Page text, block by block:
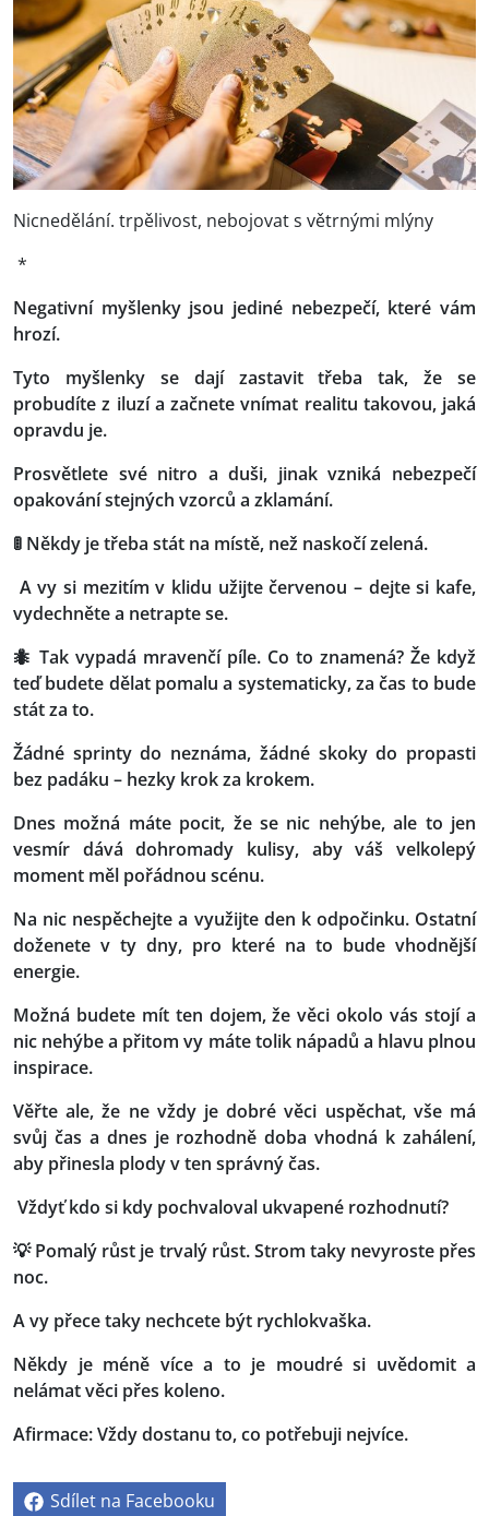
Nicnedělání. trpělivost, nebojovat s větrnými mlýny
*
Negativní myšlenky jsou jediné nebezpečí, které vám
hrozí.
Tyto myšlenky se dají zastavit třeba tak, že se
probudíte z iluzí a začnete vnímat realitu takovou, jaká
opravdu je.
Prosvětlete své nitro a duši, jinak vzniká nebezpečí
opakování stejných vzorců a zklamání.
🚦 Někdy je třeba stát na místě, než naskočí zelená.
A vy si mezitím v klidu užijte červenou – dejte si kafe,
vydechněte a netrapte se.
🐜 Tak vypadá mravenčí píle. Co to znamená? Že když
teď budete dělat pomalu a systematicky, za čas to bude
stát za to.
Žádné sprinty do neznáma, žádné skoky do propasti
bez padáku – hezky krok za krokem.
Dnes možná máte pocit, že se nic nehýbe, ale to jen
vesmír dává dohromady kulisy, aby váš velkolepý
moment měl pořádnou scénu.
Na nic nespěchejte a využijte den k odpočinku. Ostatní
doženete v ty dny, pro které na to bude vhodnější
energie.
Možná budete mít ten dojem, že věci okolo vás stojí a
nic nehýbe a přitom vy máte tolik nápadů a hlavu plnou
inspirace.
Věřte ale, že ne vždy je dobré věci uspěchat, vše má
svůj čas a dnes je rozhodně doba vhodná k zahálení,
aby přinesla plody v ten správný čas.
Vždyť kdo si kdy pochvaloval ukvapené rozhodnutí?
💡 Pomalý růst je trvalý růst. Strom taky nevyroste přes
noc.
A vy přece taky nechcete být rychlokvaška.
Někdy je méně více a to je moudré si uvědomit a
nelámat věci přes koleno.
Afirmace: Vždy dostanu to, co potřebuji nejvíce.
Sdílet na Facebooku